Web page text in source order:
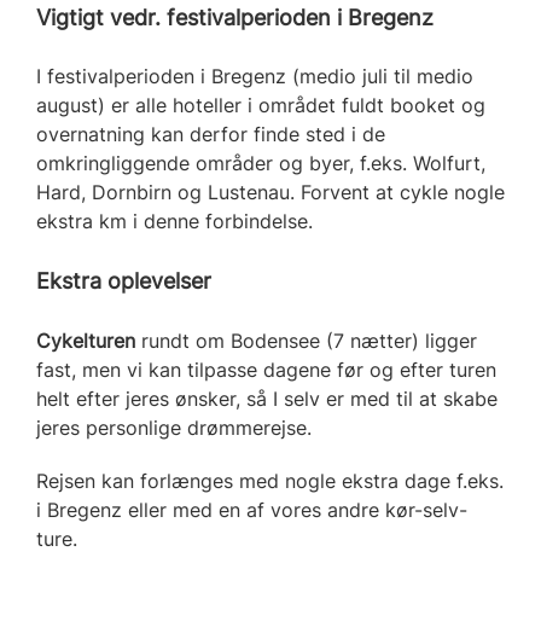
Vigtigt vedr. festivalperioden i Bregenz
I festivalperioden i Bregenz (medio juli til medio
august) er alle hoteller i området fuldt booket og
overnatning kan derfor finde sted i de
omkringliggende områder og byer, f.eks. Wolfurt,
Hard, Dornbirn og Lustenau. Forvent at cykle nogle
ekstra km i denne forbindelse.
Ekstra oplevelser
Cykelturen rundt om Bodensee (7 nætter) ligger
fast, men vi kan tilpasse dagene før og efter turen
helt efter jeres ønsker, så I selv er med til at skabe
jeres personlige drømmerejse.
Rejsen kan forlænges med nogle ekstra dage f.eks.
i Bregenz eller med en af vores andre kør-selv-
ture.